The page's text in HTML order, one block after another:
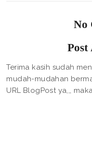
No
Post
Terima kasih sudah
mudah-mudahan
URL BlogPost ya,,,